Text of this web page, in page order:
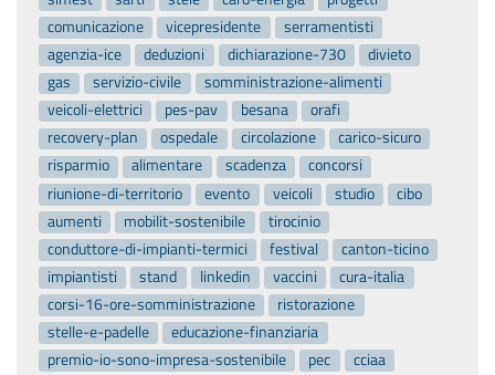
comunicazione
vicepresidente
serramentisti
agenzia-ice
deduzioni dichiarazione-730
divieto
gas
servizio-civile
somministrazione-alimenti
veicoli-elettrici
pes-pav besana
orafi
recovery-plan
ospedale circolazione
carico-sicuro
risparmio
alimentare scadenza
concorsi
riunione-di-territorio
evento veicoli studio
cibo
aumenti
mobilit-sostenibile
tirocinio
conduttore-di-impianti-termici
festival
canton-ticino
impiantisti
stand linkedin vaccini
cura-italia
corsi-16-ore-somministrazione
ristorazione
stelle-e-padelle
educazione-finanziaria
premio-io-sono-impresa-sostenibile
pec
cciaa